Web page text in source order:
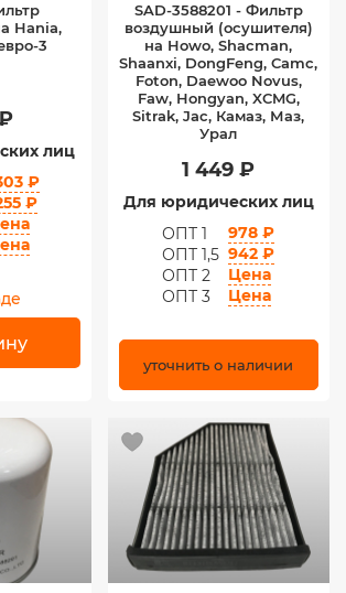
Hania,
3
лиц
₽
₽
SAD-3588201 - Фильтр
воздушный (осушителя)
на Howo, Shacman,
Shaanxi, DongFeng, Camc,
Foton, Daewoo Novus,
Faw, Hongyan, XCMG,
Sitrak, Jac, Камаз, Маз,
Урал
1 449 ₽
Для юридических лиц
ОПТ 1
978 ₽
ОПТ 1,5 942 ₽
ОПТ 2
Цена
ОПТ 3
Цена
уточнить о наличии